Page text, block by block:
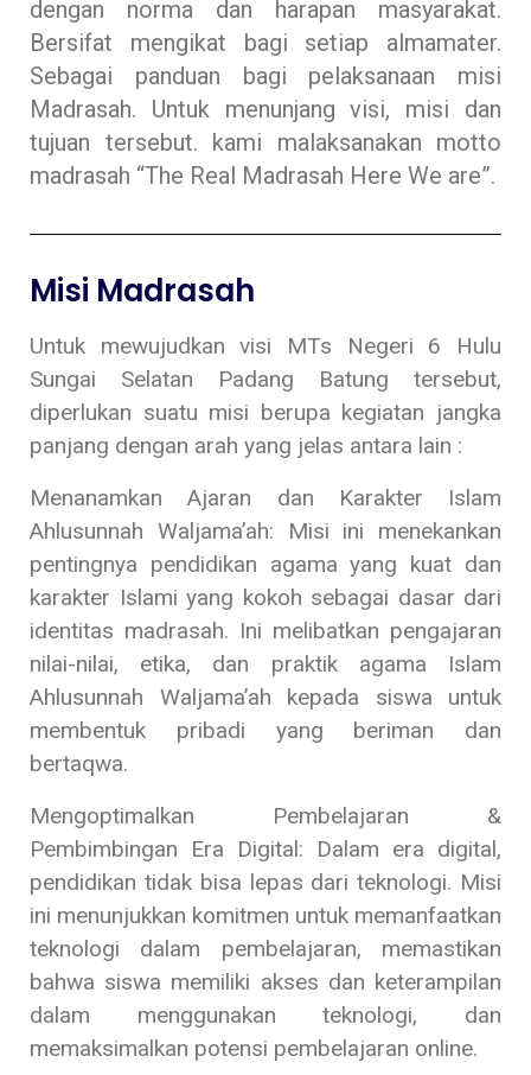
dengan norma dan harapan masyarakat.
Bersifat mengikat bagi setiap almamater.
Sebagai panduan bagi pelaksanaan misi
Madrasah. Untuk menunjang visi, misi dan
tujuan tersebut. kami malaksanakan motto
madrasah “The Real Madrasah Here We are”.
Misi Madrasah
Untuk mewujudkan visi MTs Negeri 6 Hulu
Sungai Selatan Padang Batung tersebut,
diperlukan suatu misi berupa kegiatan jangka
panjang dengan arah yang jelas antara lain :
Menanamkan Ajaran dan Karakter Islam
Ahlusunnah Waljama’ah: Misi ini menekankan
pentingnya pendidikan agama yang kuat dan
karakter Islami yang kokoh sebagai dasar dari
identitas madrasah. Ini melibatkan pengajaran
nilai-nilai, etika, dan praktik agama Islam
Ahlusunnah Waljama’ah kepada siswa untuk
membentuk pribadi yang beriman dan
bertaqwa.
Mengoptimalkan Pembelajaran &
Pembimbingan Era Digital: Dalam era digital,
pendidikan tidak bisa lepas dari teknologi. Misi
ini menunjukkan komitmen untuk memanfaatkan
teknologi dalam pembelajaran, memastikan
bahwa siswa memiliki akses dan keterampilan
dalam menggunakan teknologi, dan
memaksimalkan potensi pembelajaran online.